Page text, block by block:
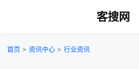
客搜网
首页 > 资讯中心 > 行业资讯